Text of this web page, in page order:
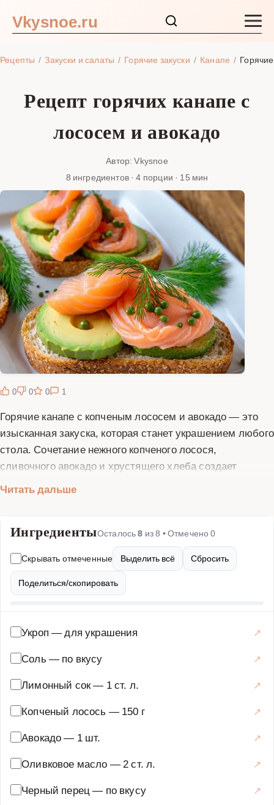
Vkysnoe.ru
Рецепты Закуски и салаты Горячие закуски Канапе
Рецепт горячих канапе с
лососем и авокадо
Автор: Vkysnoe
8 ингредиентов · 4 порции · 15 мин
0 0 0 1
Горячие канапе с копченым лососем и авокадо — это
изысканная закуска, которая станет украшением любого
стола. Сочетание нежного копченого лосося,
сливочного авокадо и хрустящего хлеба создает
фуршетов, праздничных ужинов или просто для того,
расскажем, как приготовить горячие канапе с копченым
лососем и авокадо, чтобы они получились не только
вкусными, но и красивыми. Вы узнаете, как правильно
выбрать ингредиенты, как подготовить хлеб, чтобы он
оставался хрустящим, и как красиво подать это блюдо.
и полезно, ведь лосось богат омега-3 жирными
витамины. Приготовьте эту закуску, и ваши гости будут
в восторге!
Читать дальше
ИнгредиентыОсталось8 из8 • Отмечено0
Скрывать отмеченные Выделить всё Сбросить
Поделиться/скопировать
Укроп — для украшения
Соль — по вкусу
Лимонный сок— 1 ст. л.
Копченый лосось — 150 г
Авокадо— 1 шт.
Оливковое масло — 2 ст. л.
Черный перец — по вкусу